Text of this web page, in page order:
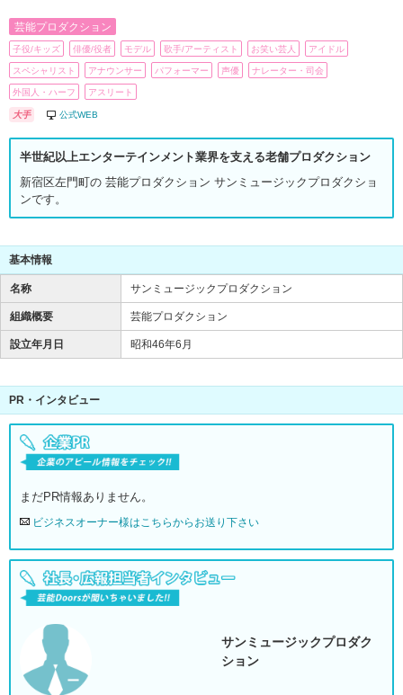
芸能プロダクション
子役/キッズ 俳優/役者 モデル 歌手/アーティスト お笑い芸人 アイドル
スペシャリスト アナウンサー パフォーマー 声優 ナレーター・司会
外国人・ハーフ アスリート
大手 公式WEB
半世紀以上エンターテインメント業界を支える老舗プロダクション
新宿区左門町の 芸能プロダクション サンミュージックプロダクショ
ンです。
基本情報
名称 サンミュージックプロダクション
組織概要 芸能プロダクション
設立年月日 昭和46年6月
PR・インタビュー
まだPR情報ありません。
ビジネスオーナー様はこちらからお送り下さい
サンミュージックプロダク
ション